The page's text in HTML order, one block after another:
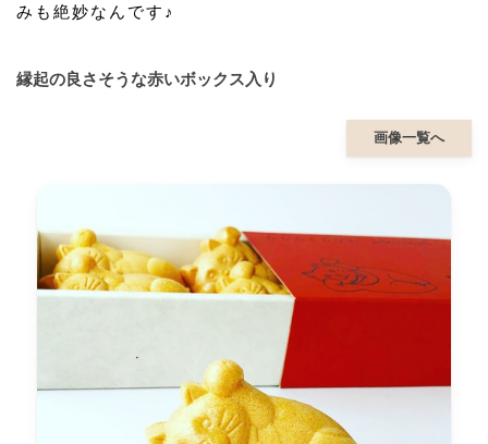
みも絶妙なんです♪
縁起の良さそうな赤いボックス入り
画像一覧へ